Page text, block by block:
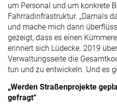
um Personal und um konkrete
Fahrradinfrastruktur. „Damals
und mache mich dann
gezeigt, dass es einen
erinnert sich Lüdecke. 2019
Verwaltungsseite die
tun und zu entwickeln. Und es
„Werden Straßenprojekte
gefragt“